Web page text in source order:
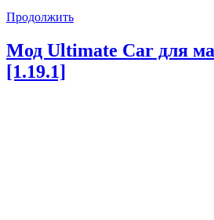
Продолжить
Мод Ultimate Car для
[1.19.1]